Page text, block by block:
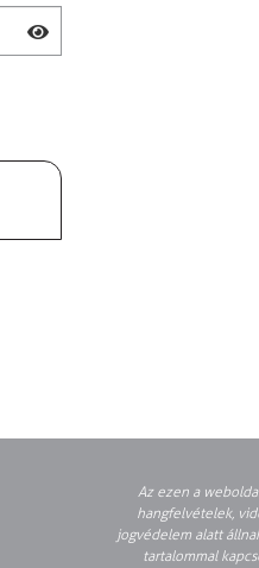
Az ezen a
hangfelvételek,
jogvédelem alatt
tartalommal